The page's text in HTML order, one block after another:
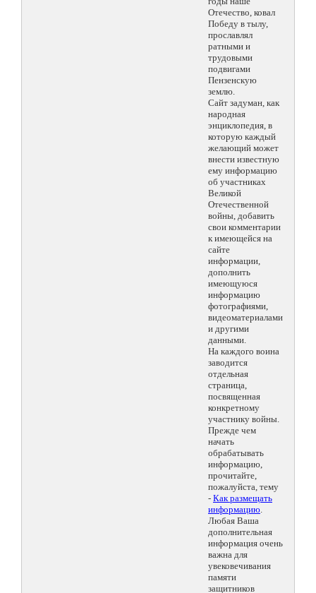
Отечество, ковал
Победу в тылу,
прославлял
ратными и
трудовыми
подвигами
Пензенскую
землю.
Сайт задуман, как
народная
энциклопедия, в
которую каждый
желающий может
внести известную
ему информацию
об участниках
Великой
Отечественной
войны, добавить
свои комментарии
к имеющейся на
сайте
информации,
дополнить
имеющуюся
информацию
фотографиями,
видеоматериалами
и другими
данными.
На каждого воина
заводится
отдельная
страница,
посвященная
конкретному
участнику войны.
Прежде чем
начать
обрабатывать
информацию,
прочитайте,
пожалуйста, тему
- Как размещать
информацию.
Любая Ваша
дополнительная
информация очень
важна для
увековечивания
памяти
защитников